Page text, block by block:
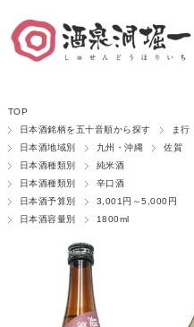
TOP
日本酒銘柄を五十音順から探す
ま行
日本酒地域別
九州・沖縄
佐賀
日本酒種類別
純米酒
日本酒種類別
辛口酒
日本酒予算別
3,001円～5,000円
日本酒容量別
1800ml